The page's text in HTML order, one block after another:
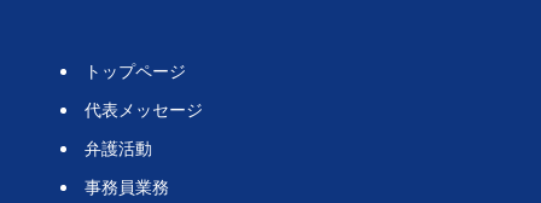
トップページ
代表メッセージ
弁護活動
事務員業務